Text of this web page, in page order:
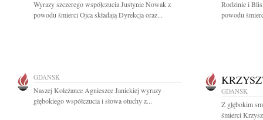
Wyrazy szczerego współczucia Justynie Nowak z
powodu śmierci Ojca składają Dyrekcja oraz...
Rodzinie i
powodu
GDAŃSK
Naszej Koleżance Agnieszce Janickiej wyrazy
głębokiego współczucia i słowa otuchy z...
GDAŃSK
Z głębokim
śmierci